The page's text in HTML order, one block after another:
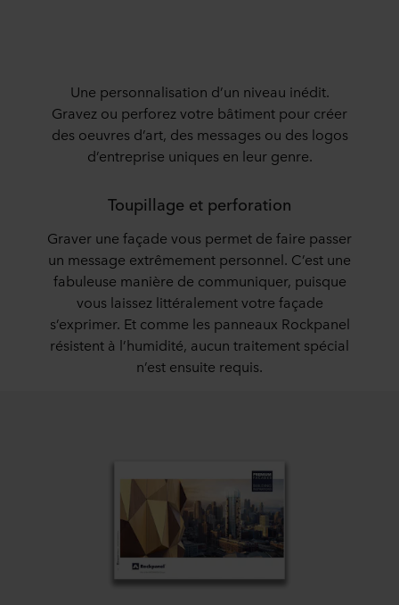
Une personnalisation d’un niveau inédit.
Gravez ou perforez votre bâtiment pour créer
des oeuvres d’art, des messages ou des logos
d’entreprise uniques en leur genre.
Toupillage et perforation
Graver une façade vous permet de faire passer
un message extrêmement personnel. C’est une
fabuleuse manière de communiquer, puisque
vous laissez littéralement votre façade
s’exprimer. Et comme les panneaux Rockpanel
résistent à l’humidité, aucun traitement spécial
n’est ensuite requis.